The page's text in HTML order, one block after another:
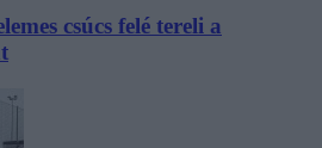
csúcs felé tereli a